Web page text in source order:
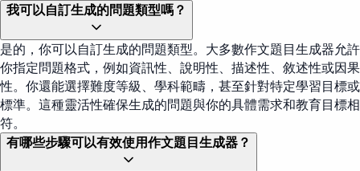
我可以自訂生成的問題類型嗎？
是的，你可以自訂生成的問題類型。大多數作文題目生成器允許
你指定問題格式，例如資訊性、說明性、描述性、敘述性或因果
性。你還能選擇難度等級、學科範疇，甚至針對特定學習目標或
標準。這種靈活性確保生成的問題與你的具體需求和教育目標相
符。
有哪些步驟可以有效使用作文題目生成器？